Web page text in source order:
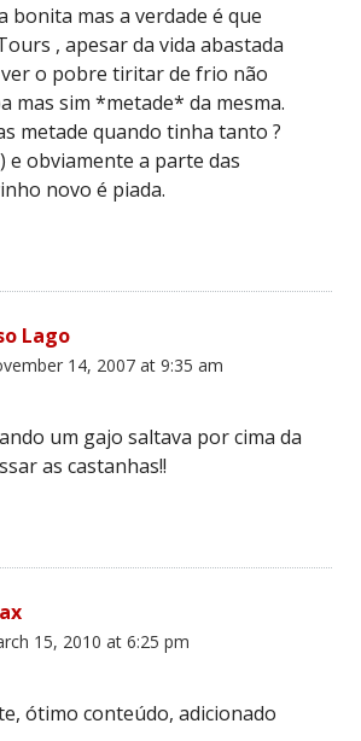
bonita mas a verdade é que
, apesar da vida abastada
o pobre tiritar de frio não
mas sim *metade* da mesma.
metade quando tinha tanto ?
e obviamente a parte das
novo é piada.
Lago
14, 2007 at 9:35 am
um gajo saltava por cima da
as castanhas!!
15, 2010 at 6:25 pm
ótimo conteúdo, adicionado